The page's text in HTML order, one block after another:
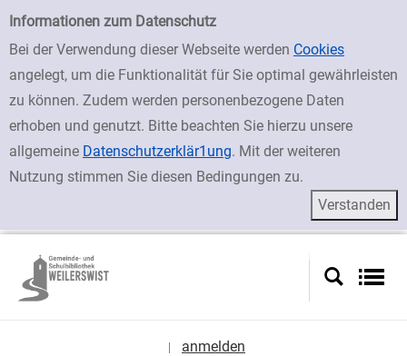
Einfache Suche
Informationen zum Datenschutz
Bei der Verwendung dieser Webseite werden Cookies
angelegt, um die Funktionalität für Sie optimal gewährleisten
zu können. Zudem werden personenbezogene Daten
erhoben und genutzt. Bitte beachten Sie hierzu unsere
allgemeine Datenschutzerklär1ung. Mit der weiteren
Nutzung stimmen Sie diesen Bedingungen zu.
zur Navigation springen
zum Inhalt springen
Zur Detailanzeige springen
anmelden